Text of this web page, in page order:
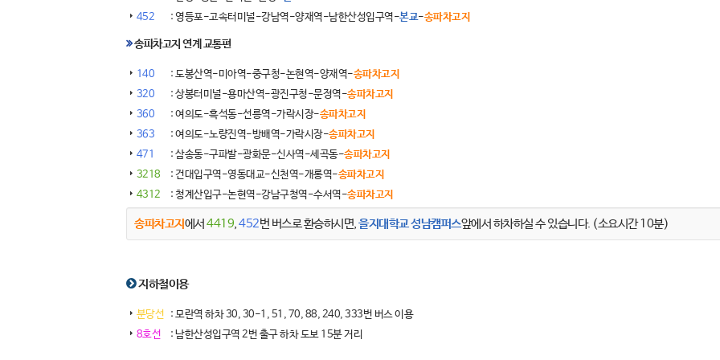
452
: 영등포-고속터미널-강남역-양재역-남한산성입구역-본교-송파차고지
송파차고지 연계 교통편
140 : 도봉산역-미아역-중구청-논현역-양재역-송파차고지
320
: 상봉터미널-용마산역-광진구청-문정역-송파차고지
360
: 여의도-흑석동-선릉역-가락시장-송파차고지
363
: 여의도-노량진역-방배역-가락시장-송파차고지
471
: 삼송동-구파발-광화문-신사역-세곡동-송파차고지
3218
: 건대입구역-영동대교-신천역-개롱역-송파차고지
4312
: 청계산입구-논현역-강남구청역-수서역-송파차고지
송파차고지에서 4419,452번 버스로 환승하시면,을지대학교 성남캠퍼스앞에서 하차하실 수 있습니다. (소요시간 10분)
지하철이용
분당선 : 모란역 하차 30, 30-1, 51, 70, 88, 240, 333번 버스 이용
8호선
: 남한산성입구역 2번 출구 하차 도보 15분 거리